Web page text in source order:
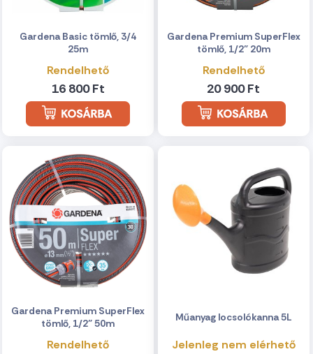
Gardena Basic tömlő, 3/4
25m
Rendelhető
16 800 Ft
Gardena Premium SuperFlex
tömlő, 1/2" 20m
Rendelhető
20 900 Ft
Gardena Premium SuperFlex
tömlő, 1/2" 50m
Rendelhető
Műanyag locsolókanna 5L
Jelenleg nem elérhető